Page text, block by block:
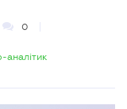
0
аналітик